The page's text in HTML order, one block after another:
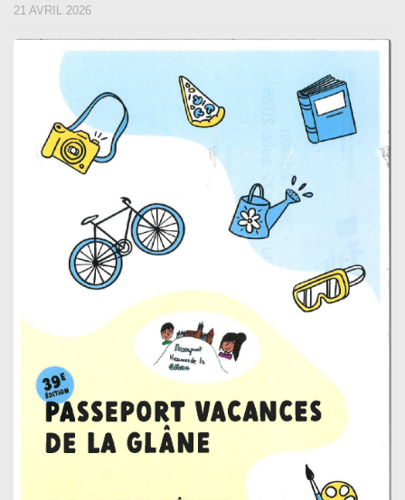
21 AVRIL 2026